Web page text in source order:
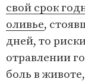
свой срок
оливье,
дней, то
отравлении
боль в